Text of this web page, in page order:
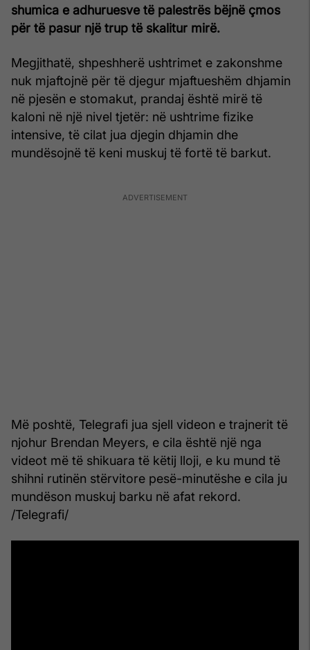
shumica e adhuruesve të palestrës bëjnë çmos
për të pasur një trup të skalitur mirë.
Megjithatë, shpeshherë ushtrimet e zakonshme
nuk mjaftojnë për të djegur mjaftueshëm dhjamin
në pjesën e stomakut, prandaj është mirë të
kaloni në një nivel tjetër: në ushtrime fizike
intensive, të cilat jua djegin dhjamin dhe
mundësojnë të keni muskuj të fortë të barkut.
Më poshtë, Telegrafi jua sjell videon e trajnerit të
njohur Brendan Meyers, e cila është një nga
videot më të shikuara të këtij lloji, e ku mund të
shihni rutinën stërvitore pesë-minutëshe e cila ju
mundëson muskuj barku në afat rekord.
/Telegrafi/